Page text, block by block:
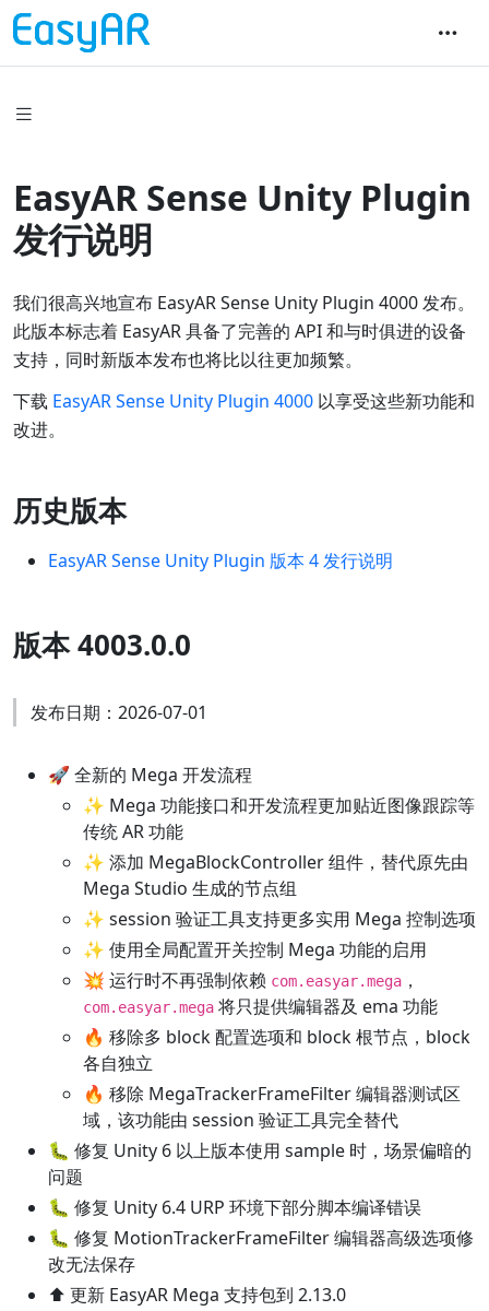
EasyAR Sense Unity Plugin
发行说明
我们很高兴地宣布 EasyAR Sense Unity Plugin 4000 发布。
此版本标志着 EasyAR 具备了完善的 API 和与时俱进的设备
支持，同时新版本发布也将比以往更加频繁。
下载 EasyAR Sense Unity Plugin 4000 以享受这些新功能和
改进。
历史版本
EasyAR Sense Unity Plugin 版本 4 发行说明
版本 4003.0.0
发布日期：2026-07-01
🚀 全新的 Mega 开发流程
✨ Mega 功能接口和开发流程更加贴近图像跟踪等
传统 AR 功能
✨ 添加 MegaBlockController 组件，替代原先由
Mega Studio 生成的节点组
✨ session 验证工具支持更多实用 Mega 控制选项
✨ 使用全局配置开关控制 Mega 功能的启用
💥 运行时不再强制依赖 com.easyar.mega ，
com.easyar.mega 将只提供编辑器及 ema 功能
🔥 移除多 block 配置选项和 block 根节点，block
各自独立
🔥 移除 MegaTrackerFrameFilter 编辑器测试区
域，该功能由 session 验证工具完全替代
🐛 修复 Unity 6 以上版本使用 sample 时，场景偏暗的
问题
🐛 修复 Unity 6.4 URP 环境下部分脚本编译错误
🐛 修复 MotionTrackerFrameFilter 编辑器高级选项修
改无法保存
⬆️ 更新 EasyAR Mega 支持包到 2.13.0